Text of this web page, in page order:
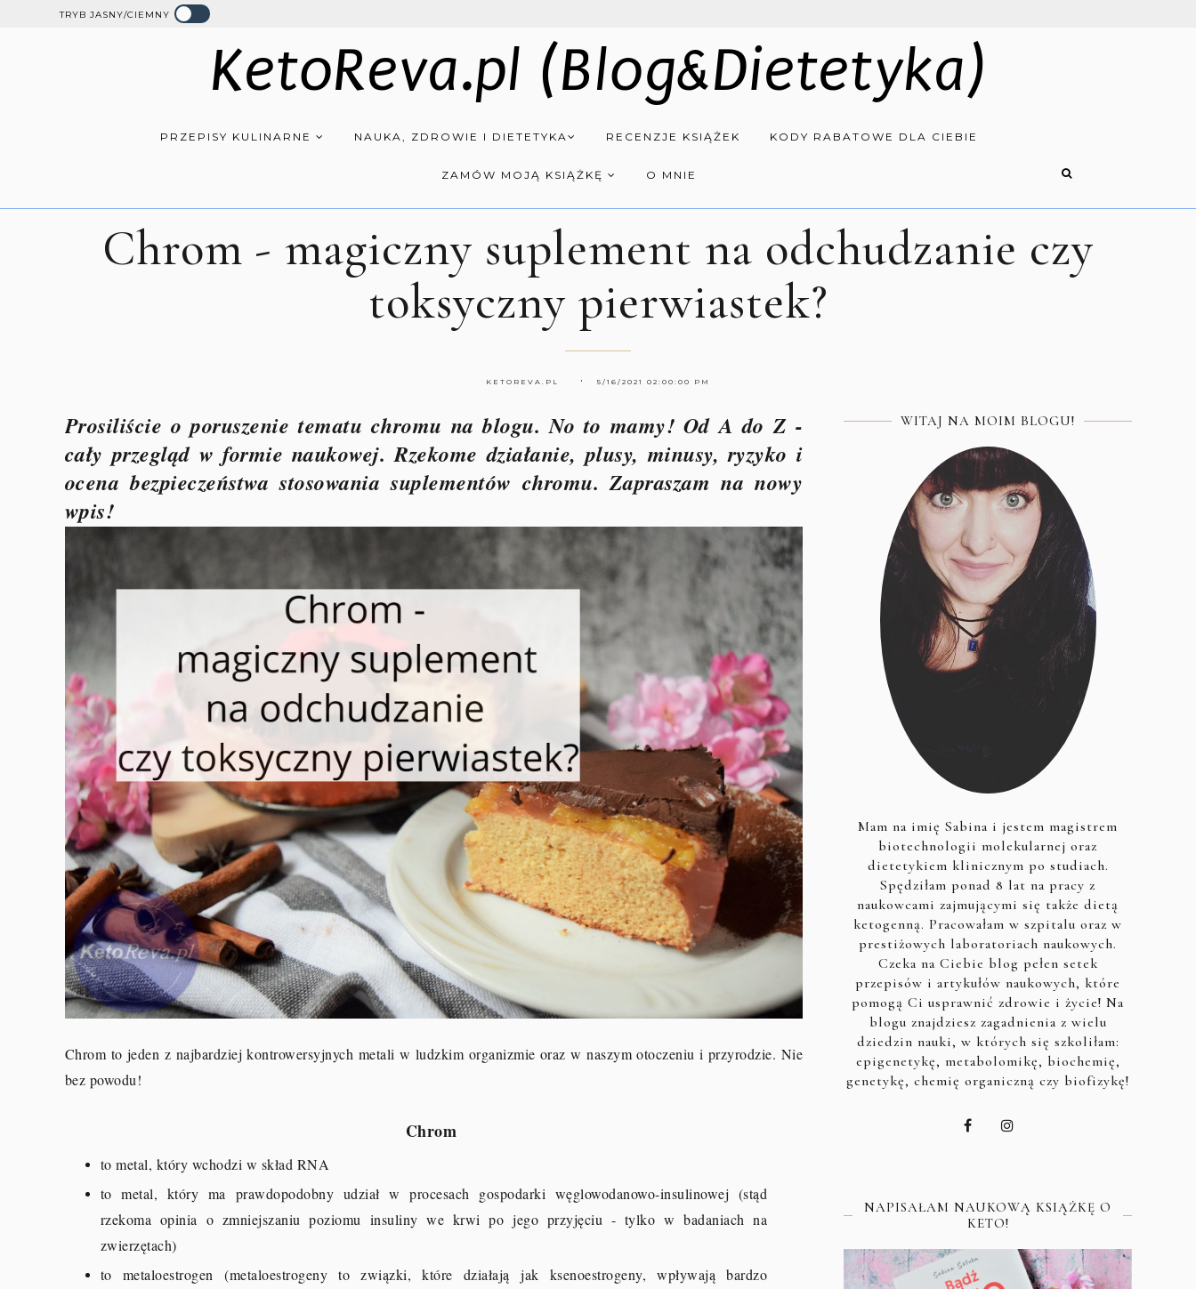
TRYB JASNY/CIEMNY
KetoReva.pl (Blog&Dietetyka)
PRZEPISY KULINARNE NAUKA, ZDROWIE I DIETETYKA RECENZJE KSIĄŻEK KODY RABATOWE DLA CIEBIE
ZAMÓW MOJĄ KSIĄŻKĘ O MNIE
Chrom - magiczny suplement na odchudzanie czy
toksyczny pierwiastek?
KETOREVA.PL 5/16/2021 02:00:00 PM
Prosiliście o poruszenie tematu chromu na blogu. No to mamy! Od A do Z -
cały przegląd w formie naukowej. Rzekome działanie, plusy, minusy, ryzyko i
ocena bezpieczeństwa stosowania suplementów chromu. Zapraszam na nowy
wpis!
Chrom to jeden z najbardziej kontrowersyjnych metali w ludzkim organizmie oraz w naszym otoczeniu i przyrodzie. Nie
bez powodu!
Chrom
to metal, który wchodzi w skład RNA
to metal, który ma prawdopodobny udział w procesach gospodarki węglowodanowo-insulinowej (stąd
rzekoma opinia o zmniejszaniu poziomu insuliny we krwi po jego przyjęciu - tylko w badaniach na
zwierzętach)
to metaloestrogen (metaloestrogeny to związki, które działają jak ksenoestrogeny, wpływają bardzo
WITAJ NA MOIM BLOGU!
Mam na imię Sabina i jestem magistrem
biotechnologii molekularnej oraz
dietetykiem klinicznym po studiach.
Spędziłam ponad 8 lat na pracy z
naukowcami zajmującymi się także dietą
ketogenną. Pracowałam w szpitalu oraz w
prestiżowych laboratoriach naukowych.
Czeka na Ciebie blog pełen setek
przepisów i artykułów naukowych, które
pomogą Ci usprawnić zdrowie i życie! Na
blogu znajdziesz zagadnienia z wielu
dziedzin nauki, w których się szkoliłam:
epigenetykę, metabolomikę, biochemię,
genetykę, chemię organiczną czy biofizykę!
NAPISAŁAM NAUKOWĄ KSIĄŻKĘ O
KETO!